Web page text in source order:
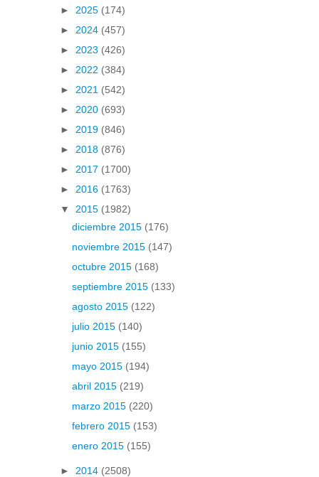
► 2025 (174)
► 2024 (457)
► 2023 (426)
► 2022 (384)
► 2021 (542)
► 2020 (693)
► 2019 (846)
► 2018 (876)
► 2017 (1700)
► 2016 (1763)
▼ 2015 (1982)
diciembre 2015 (176)
noviembre 2015 (147)
octubre 2015 (168)
septiembre 2015 (133)
agosto 2015 (122)
julio 2015 (140)
junio 2015 (155)
mayo 2015 (194)
abril 2015 (219)
marzo 2015 (220)
febrero 2015 (153)
enero 2015 (155)
► 2014 (2508)